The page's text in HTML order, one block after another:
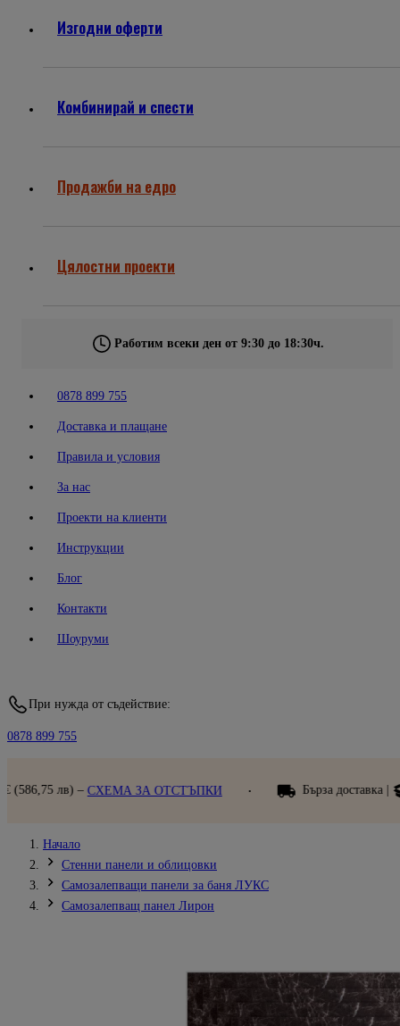
Изгодни оферти
Комбинирай и спести
Продажби на едро
Цялостни проекти
Работим всеки ден от 9:30 до 18:30ч.
0878 899 755
Доставка и плащане
Правила и условия
За нас
Проекти на клиенти
Инструкции
Блог
Контакти
Шоуруми
При нужда от съдействие:
0878 899 755
ЗА ОТСТЪПКИ Бърза доставка | Преглед при
Начало
Стенни панели и облицовки
Самозалепващи панели за баня ЛУКС
Самозалепващ панел Лирон